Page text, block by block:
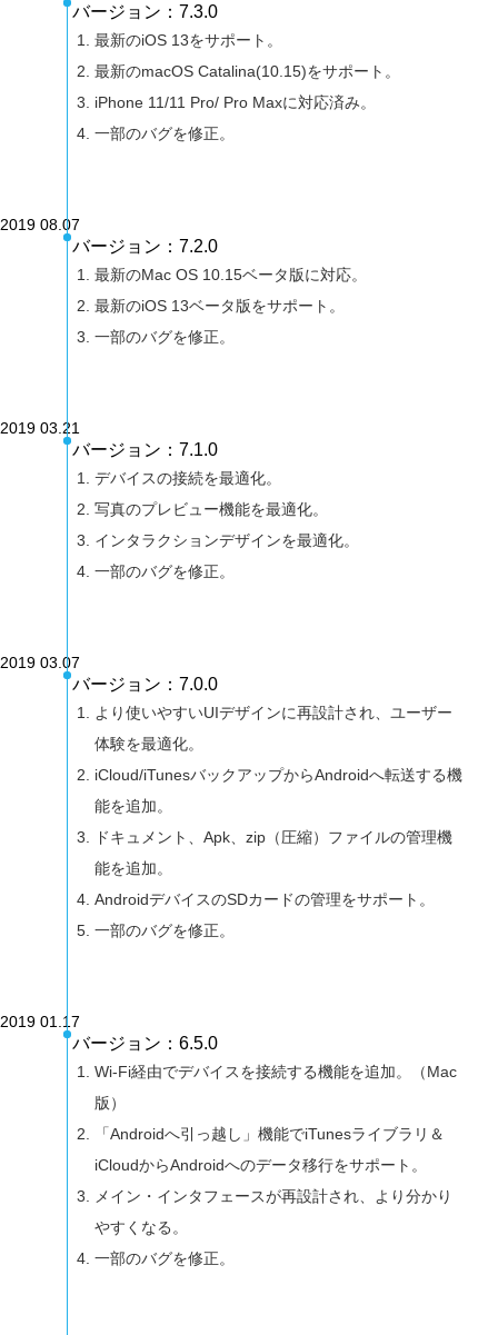
バージョン：7.3.0
最新のiOS 13をサポート。
最新のmacOS Catalina(10.15)をサポート。
iPhone 11/11 Pro/ Pro Maxに対応済み。
一部のバグを修正。
2019 08.07
バージョン：7.2.0
最新のMac OS 10.15ベータ版に対応。
最新のiOS 13ベータ版をサポート。
一部のバグを修正。
2019 03.21
バージョン：7.1.0
デバイスの接続を最適化。
写真のプレビュー機能を最適化。
インタラクションデザインを最適化。
一部のバグを修正。
2019 03.07
バージョン：7.0.0
より使いやすいUIデザインに再設計され、ユーザー
体験を最適化。
iCloud/iTunesバックアップからAndroidへ転送する機
能を追加。
ドキュメント、Apk、zip（圧縮）ファイルの管理機
能を追加。
AndroidデバイスのSDカードの管理をサポート。
一部のバグを修正。
2019 01.17
バージョン：6.5.0
Wi-Fi経由でデバイスを接続する機能を追加。（Mac
版）
「Androidへ引っ越し」機能でiTunesライブラリ＆
iCloudからAndroidへのデータ移行をサポート。
メイン・インタフェースが再設計され、より分かり
やすくなる。
一部のバグを修正。